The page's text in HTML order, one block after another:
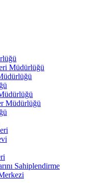
Müdürlüğü
Müdürlüğü
Sahiplendirme